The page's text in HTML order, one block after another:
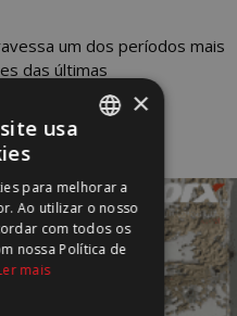
um dos períodos mais
das últimas
ENGLISH
×
usa
para melhorar a
Ao utilizar o nosso
com todos os
nossa Política de
mais